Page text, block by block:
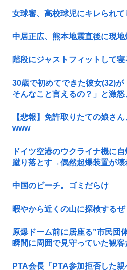
女球審、高校球児にキレられ
中居正広、熊本地震直後に現
階段にジャストフィットして
30歳で初めてできた彼女(32)が
そんなこと言えるの？」と激
【悲報】免許取りたての娘さ
www
ドイツ空港のウクライナ機に
蹴り落とす→偶然起爆装置が壊
中国のビーチ。ゴミだらけ
暇やから近くの山に探検するぜ
原爆ドーム前に居座る”市民団
瞬間に周囲で見守っていた観
PTA会長「PTA参加拒否した